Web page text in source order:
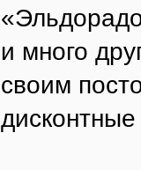
и много
своим